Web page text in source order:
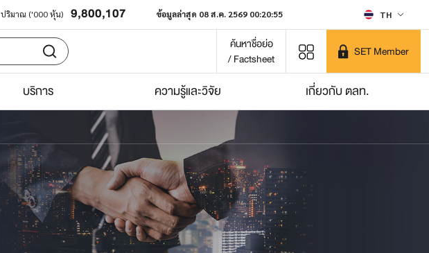
ปริมาณ ('000 หุ้น) 9,800,107 ข้อมูลล่าสุด 08 ส.ค. 2569 00:20:55 TH
ค้นหาชื่อย่อ
/ Factsheet
SET Member
บริการ ความรู้และวิจัย เกี่ยวกับ ตลท.